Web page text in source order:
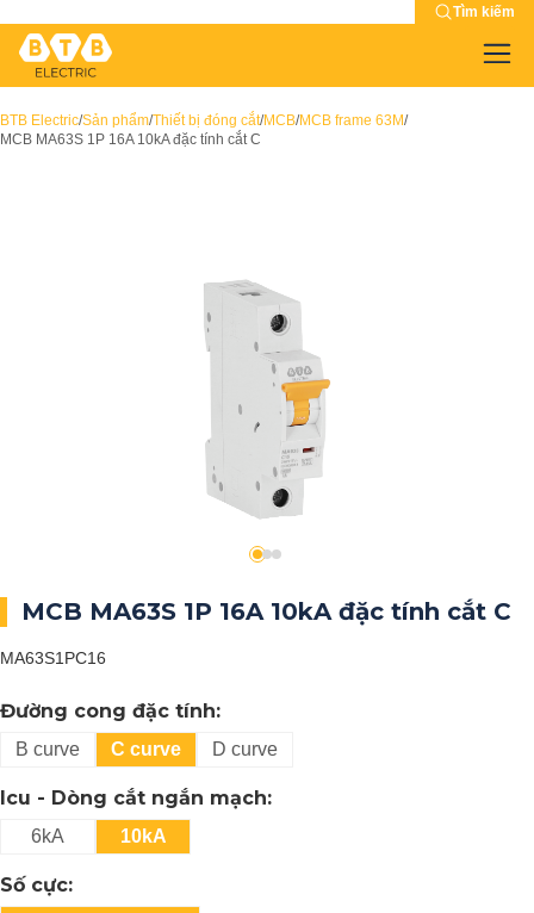
Tìm kiếm
BTB Electric/Sản phẩm/Thiết bị đóng cắt/MCB/MCB frame 63M/
MCB MA63S 1P 16A 10kA đặc tính cắt C
MCB MA63S 1P 16A 10kA đặc tính cắt C
MA63S1PC16
Đường cong đặc tính:
B curve C curve D curve
Icu - Dòng cắt ngắn mạch:
6kA 10kA
Số cực: